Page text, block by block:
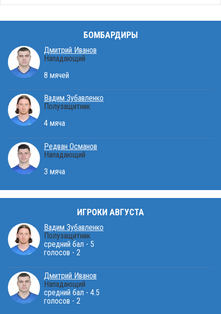
БОМБАРДИРЫ
Дмитрий Иванов
Нападающий
8 мячей
Вадим Зубавленко
Полузащитник
4 мяча
Редван Османов
Нападающий
3 мяча
ИГРОКИ АВГУСТА
Вадим Зубавленко
Полузащитник
средний бал - 5
голосов - 2
Дмитрий Иванов
Нападающий
средний бал - 4.5
голосов - 2